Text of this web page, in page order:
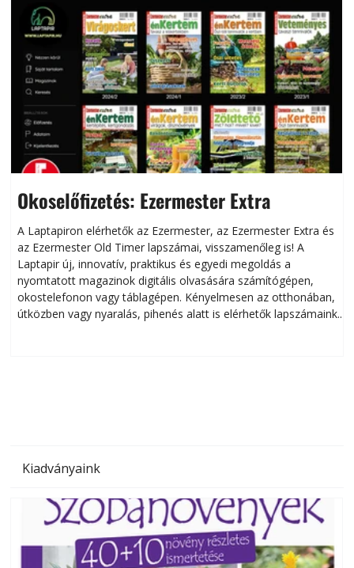
Okoselőfizetés: Ezermester Extra
A Laptapiron elérhetők az Ezermester, az Ezermester Extra és
az Ezermester Old Timer lapszámai, visszamenőleg is! A
Laptapir új, innovatív, praktikus és egyedi megoldás a
nyomtatott magazinok digitális olvasására számítógépen,
okostelefonon vagy táblagépen. Kényelmesen az otthonában,
útközben vagy nyaralás, pihenés alatt is elérhetők lapszámaink.
Kiadványaink